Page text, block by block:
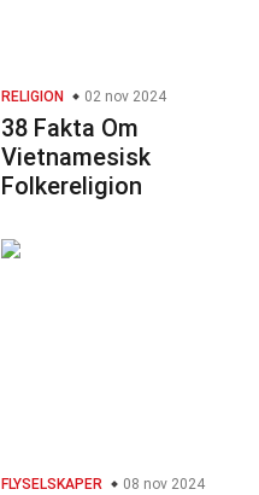
RELIGION 02 nov 2024
38 Fakta Om
Vietnamesisk
Folkereligion
FLYSELSKAPER 08 nov 2024